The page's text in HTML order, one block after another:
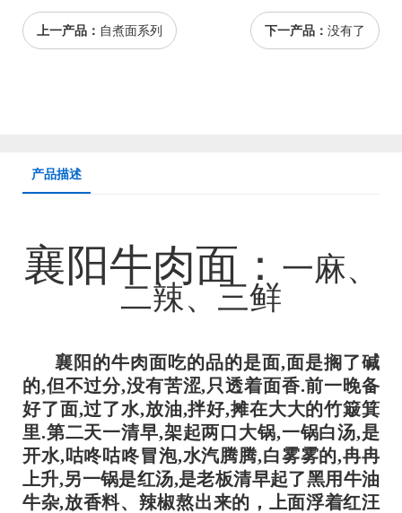
上一产品： 自煮面系列 下一产品： 没有了
产品描述
襄阳牛肉面 ： 一麻、
二辣、三鲜
襄阳的牛肉面吃的品的是面,面是搁了碱
的,但不过分,没有苦涩,只透着面香.前一晚备
好了面,过了水,放油,拌好,摊在大大的竹簸箕
里.第二天一清早,架起两口大锅,一锅白汤,是
开水,咕咚咕咚冒泡,水汽腾腾,白雾雾的,冉冉
上升,另一锅是红汤,是老板清早起了黑用牛油
牛杂,放香料、辣椒熬出来的，上面浮着红汪